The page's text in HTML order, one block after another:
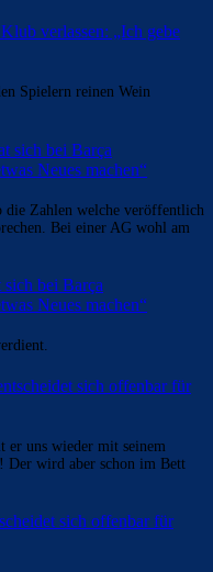
verlassen: „Ich gebe
Spielern reinen Wein
sich bei Barça
Neues machen“
Zahlen welche veröffentlich
Bei einer AG wohl am
bei Barça
Neues machen“
sich offenbar für
er uns wieder mit seinem
Der wird aber schon im Bett
sich offenbar für